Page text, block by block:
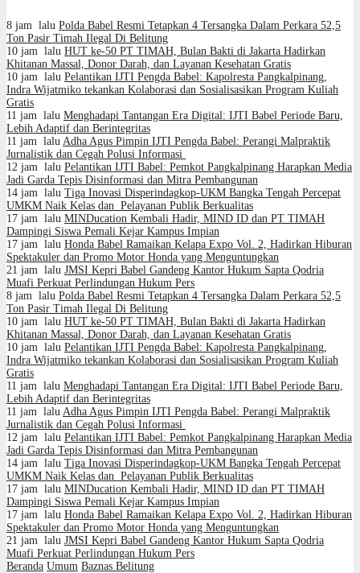
8 jam lalu Polda Babel Resmi Tetapkan 4 Tersangka Dalam Perkara 52,5
Ton Pasir Timah Ilegal Di Belitung
10 jam lalu HUT ke-50 PT TIMAH, Bulan Bakti di Jakarta Hadirkan
Khitanan Massal, Donor Darah, dan Layanan Kesehatan Gratis
10 jam lalu Pelantikan IJTI Pengda Babel: Kapolresta Pangkalpinang,
Indra Wijatmiko tekankan Kolaborasi dan Sosialisasikan Program Kuliah
Gratis
11 jam lalu Menghadapi Tantangan Era Digital: IJTI Babel Periode Baru,
Lebih Adaptif dan Berintegritas
11 jam lalu Adha Agus Pimpin IJTI Pengda Babel: Perangi Malpraktik
Jurnalistik dan Cegah Polusi Informasi
12 jam lalu Pelantikan IJTI Babel: Pemkot Pangkalpinang Harapkan Media
Jadi Garda Tepis Disinformasi dan Mitra Pembangunan
14 jam lalu Tiga Inovasi Disperindagkop-UKM Bangka Tengah Percepat
UMKM Naik Kelas dan Pelayanan Publik Berkualitas
17 jam lalu MINDucation Kembali Hadir, MIND ID dan PT TIMAH
Dampingi Siswa Pemali Kejar Kampus Impian
17 jam lalu Honda Babel Ramaikan Kelapa Expo Vol. 2, Hadirkan Hiburan
Spektakuler dan Promo Motor Honda yang Menguntungkan
21 jam lalu JMSI Kepri Babel Gandeng Kantor Hukum Sapta Qodria
Muafi Perkuat Perlindungan Hukum Pers
8 jam lalu Polda Babel Resmi Tetapkan 4 Tersangka Dalam Perkara 52,5
Ton Pasir Timah Ilegal Di Belitung
10 jam lalu HUT ke-50 PT TIMAH, Bulan Bakti di Jakarta Hadirkan
Khitanan Massal, Donor Darah, dan Layanan Kesehatan Gratis
10 jam lalu Pelantikan IJTI Pengda Babel: Kapolresta Pangkalpinang,
Indra Wijatmiko tekankan Kolaborasi dan Sosialisasikan Program Kuliah
Gratis
11 jam lalu Menghadapi Tantangan Era Digital: IJTI Babel Periode Baru,
Lebih Adaptif dan Berintegritas
11 jam lalu Adha Agus Pimpin IJTI Pengda Babel: Perangi Malpraktik
Jurnalistik dan Cegah Polusi Informasi
12 jam lalu Pelantikan IJTI Babel: Pemkot Pangkalpinang Harapkan Media
Jadi Garda Tepis Disinformasi dan Mitra Pembangunan
14 jam lalu Tiga Inovasi Disperindagkop-UKM Bangka Tengah Percepat
UMKM Naik Kelas dan Pelayanan Publik Berkualitas
17 jam lalu MINDucation Kembali Hadir, MIND ID dan PT TIMAH
Dampingi Siswa Pemali Kejar Kampus Impian
17 jam lalu Honda Babel Ramaikan Kelapa Expo Vol. 2, Hadirkan Hiburan
Spektakuler dan Promo Motor Honda yang Menguntungkan
21 jam lalu JMSI Kepri Babel Gandeng Kantor Hukum Sapta Qodria
Muafi Perkuat Perlindungan Hukum Pers
Beranda Umum Baznas Belitung